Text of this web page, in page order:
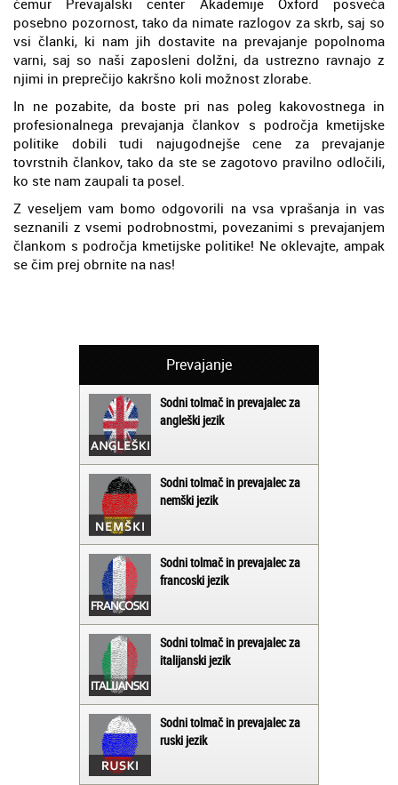
čemur Prevajalski center Akademije Oxford posveča
posebno pozornost, tako da nimate razlogov za skrb, saj so
vsi članki, ki nam jih dostavite na prevajanje popolnoma
varni, saj so naši zaposleni dolžni, da ustrezno ravnajo z
njimi in preprečijo kakršno koli možnost zlorabe.
In ne pozabite, da boste pri nas poleg kakovostnega in
profesionalnega prevajanja člankov s področja kmetijske
politike dobili tudi najugodnejše cene za prevajanje
tovrstnih člankov, tako da ste se zagotovo pravilno odločili,
ko ste nam zaupali ta posel.
Z veseljem vam bomo odgovorili na vsa vprašanja in vas
seznanili z vsemi podrobnostmi, povezanimi s prevajanjem
člankom s področja kmetijske politike! Ne oklevajte, ampak
se čim prej obrnite na nas!
Prevajanje
Sodni tolmač in prevajalec za
angleški jezik
Sodni tolmač in prevajalec za
nemški jezik
Sodni tolmač in prevajalec za
francoski jezik
Sodni tolmač in prevajalec za
italijanski jezik
Sodni tolmač in prevajalec za
ruski jezik